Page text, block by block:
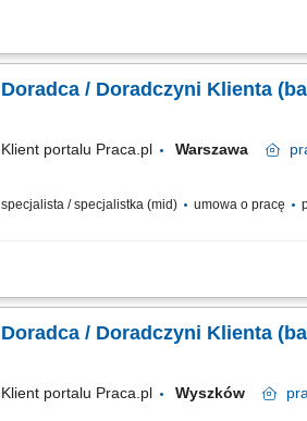
obsługa klientów; utrzymywanie dobrych relacji z
Doradca / Doradczyni Klienta
Klient portalu Praca.pl Warszawa
specjalista / specjalistka (mid) umowa o pracę
obsługa klientów; utrzymywanie dobrych relacji z
Doradca / Doradczyni Klienta
Klient portalu Praca.pl Wyszków